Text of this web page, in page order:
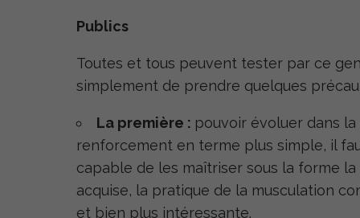
Publics
Toutes et tous peuvent tester par ce
simplement de prendre quelques
La première : pouvoir évoluer dans
renforcement en terme plus simple, il
capable de les maîtriser sous la forme
acquise, la pratique de la musculation
et bien plus intéressante.